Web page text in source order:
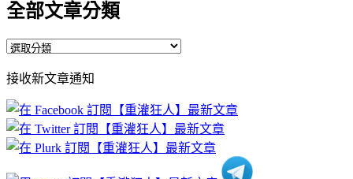
全部文章分類
全
文
章
分
類
接收新文章通知